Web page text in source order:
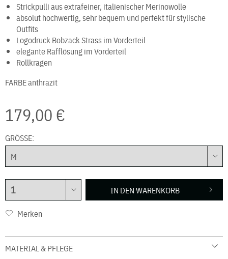
Strickpulli aus extrafeiner, italienischer Merinowolle
absolut hochwertig, sehr bequem und perfekt für stylische
Outfits
Logodruck Bobzack Strass im Vorderteil
elegante Rafflösung im Vorderteil
Rollkragen
FARBEanthrazit
179,00 €
GRÖSSE:
IN DENWARENKORB
Merken
MATERIAL & PFLEGE